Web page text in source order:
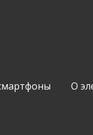
О